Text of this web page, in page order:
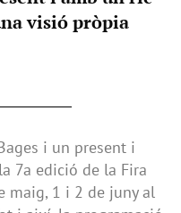
visió pròpia
i un present i
7a edició de la Fira
maig, 1 i 2 de juny al